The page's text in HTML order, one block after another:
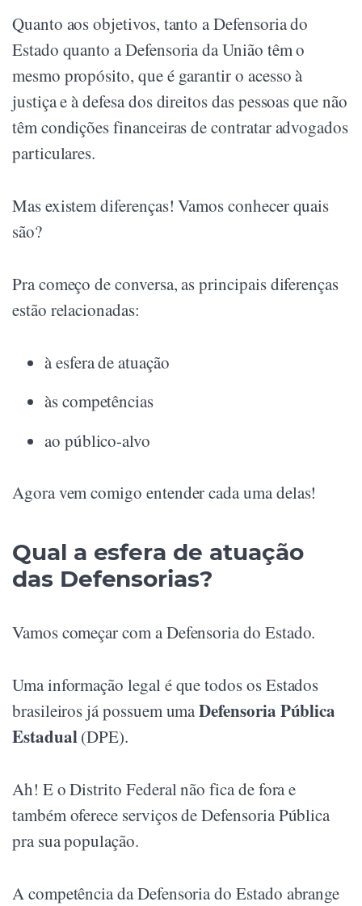
Quanto aos objetivos, tanto a Defensoria do
Estado quanto a Defensoria da União têm o
mesmo propósito, que é garantir o acesso à
justiça e à defesa dos direitos das pessoas que não
têm condições financeiras de contratar advogados
particulares.
Mas existem diferenças! Vamos conhecer quais
são?
Pra começo de conversa, as principais diferenças
estão relacionadas:
à esfera de atuação
às competências
ao público-alvo
Agora vem comigo entender cada uma delas!
Qual a esfera de atuação
das Defensorias?
Vamos começar com a Defensoria do Estado.
Uma informação legal é que todos os Estados
brasileiros já possuem umaDefensoria Pública
Estadual(DPE).
Ah! E o Distrito Federal não fica de fora e
também oferece serviços de Defensoria Pública
pra sua população.
A competência da Defensoria do Estado abrange